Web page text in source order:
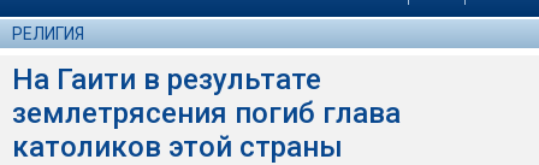
РЕЛИГИЯ
На Гаити в результате
землетрясения погиб глава
католиков этой страны